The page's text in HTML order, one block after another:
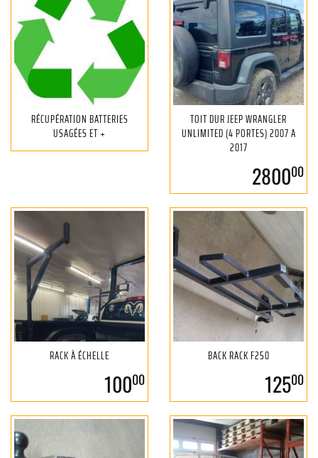
RÉCUPÉRATION BATTERIES
USAGÉES ET +
TOIT DUR JEEP WRANGLER
UNLIMITED (4 PORTES) 2007 A
2017
280000
RACK À ÉCHELLE
10000
BACK RACK F250
12500